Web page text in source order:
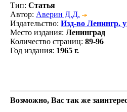
Тип: Статья
Автор: Аверин Д.Д.
Издательство: Изд-во Ленингр.
Место издания: Ленинград
Количество страниц: 89-96
Год издания: 1965 г.
Возможно, Вас так же